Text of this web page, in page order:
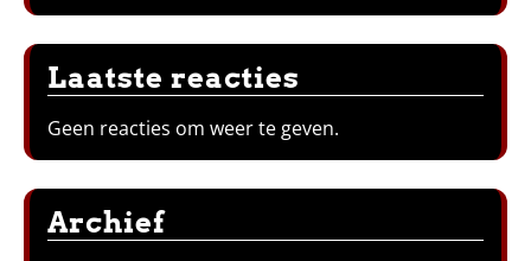
Laatste reacties
Geen reacties om weer te geven.
Archief